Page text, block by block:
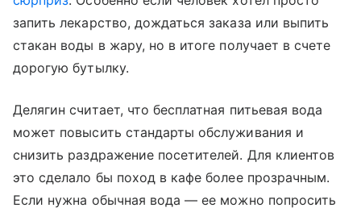
запить лекарство, дождаться заказа или выпить
стакан воды в жару, но в итоге получает в счете
дорогую бутылку.
Делягин считает, что бесплатная питьевая вода
может повысить стандарты обслуживания и
снизить раздражение посетителей. Для клиентов
это сделало бы поход в кафе более прозрачным.
Если нужна обычная вода — ее можно попросить